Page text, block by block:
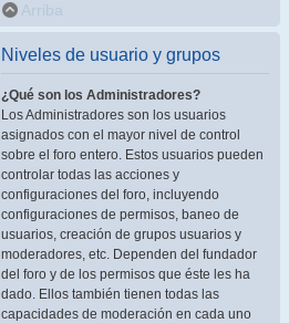
Arriba
Niveles de usuario y grupos
¿Qué son los Administradores?
Los Administradores son los usuarios
asignados con el mayor nivel de control
sobre el foro entero. Estos usuarios pueden
controlar todas las acciones y
configuraciones del foro, incluyendo
configuraciones de permisos, baneo de
usuarios, creación de grupos usuarios y
moderadores, etc. Dependen del fundador
del foro y de los permisos que éste les ha
dado. Ellos también tienen todas las
capacidades de moderación en cada uno